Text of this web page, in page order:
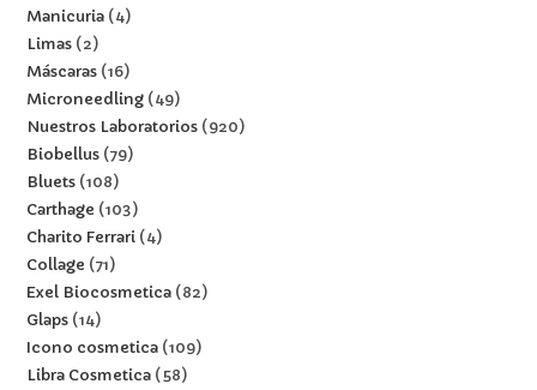
Manicuria 4
Limas 2
Máscaras 16
Microneedling 49
Nuestros Laboratorios 920
Biobellus 79
Bluets 108
Carthage
103
Charito Ferrari 4
Collage
71
Exel Biocosmetica 82
Glaps 14
Icono cosmetica 109
Libra Cosmetica 58